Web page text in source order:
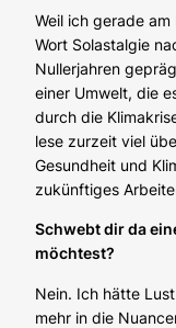
Weil ich gerade
Wort Solastalgie
Nullerjahren
einer Umwelt, die
durch die
lese zurzeit viel
Gesundheit und
zukünftiges
Schwebt dir da
möchtest?
Nein. Ich hätte
mehr in die